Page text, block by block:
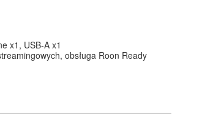
x1, USB-A x1
obsługa Roon Ready